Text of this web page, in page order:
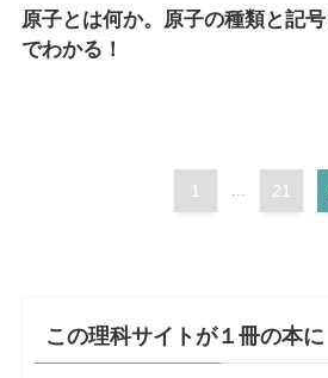
原子とは何か。原子の種類と記
でわかる！
1 21
この理科サイトが１冊の本に